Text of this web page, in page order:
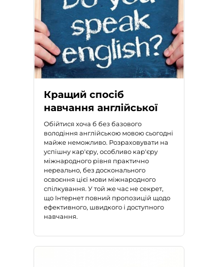
Кращий спосіб
навчання англійської
Обійтися хоча б без базового
володіння англійською мовоюсьогодні
майже неможливо. Розраховувати на
успішну кар'єру, особливо кар'єру
міжнародного рівня практично
нереально, без досконального
освоєння цієї мови міжнародного
спілкування. У той же час не секрет,
що Інтернет повний пропозицій щодо
ефективного, швидкого і доступного
навчання.